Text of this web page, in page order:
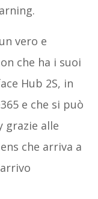
vero e
che ha i suoi
Hub 2S, in
e che si può
grazie alle
che arriva a